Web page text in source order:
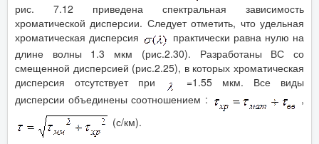
рис. 7.12 приведена спектральная зависимость
хроматической дисперсии. Следует отметить, что удельная
хроматическая дисперсия
практически равна нулю на
длине волны 1.3 мкм (рис.2.30). Разработаны ВС со
смещенной дисперсией (рис.2.25), в которых хроматическая
дисперсия отсутствует при
=1.55 мкм. Все виды
дисперсии объединены соотношением :
,
(с/км).